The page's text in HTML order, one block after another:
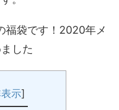
福袋です！2020年メ
した
示]